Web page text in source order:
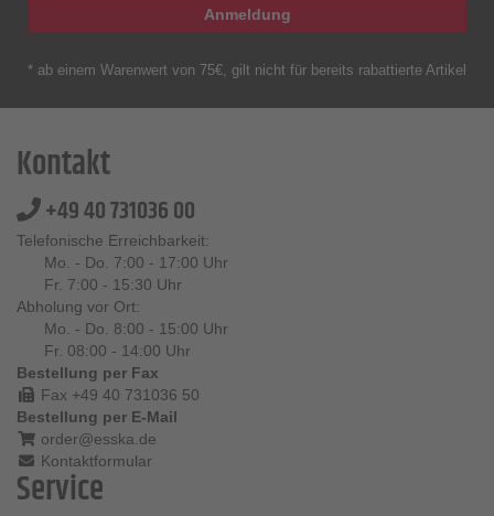
Anmeldung
* ab einem Warenwert von 75€, gilt nicht für bereits rabattierte Artikel
Kontakt
+49 40 731036 00
Telefonische Erreichbarkeit:
Mo. - Do. 7:00 - 17:00 Uhr
Fr. 7:00 - 15:30 Uhr
Abholung vor Ort:
Mo. - Do. 8:00 - 15:00 Uhr
Fr. 08:00 - 14:00 Uhr
Bestellung per Fax
Fax +49 40 731036 50
Bestellung per E-Mail
order@esska.de
Kontaktformular
Service